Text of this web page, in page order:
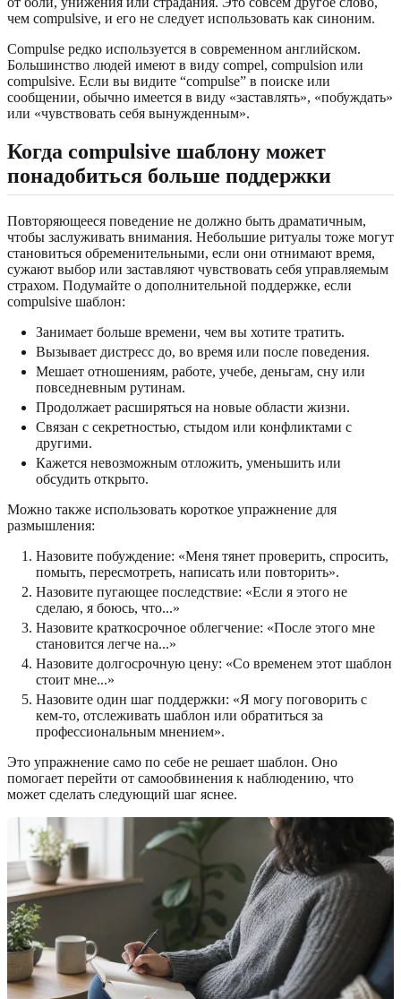
чем compulsive, и его не следует использовать как синоним.
Compulse редко используется в современном английском.
Большинство людей имеют в виду compel, compulsion или
compulsive. Если вы видите “compulse” в поиске или
сообщении, обычно имеется в виду «заставлять», «побуждать»
или «чувствовать себя вынужденным».
Когда compulsive шаблону может
понадобиться больше поддержки
Повторяющееся поведение не должно быть драматичным,
чтобы заслуживать внимания. Небольшие ритуалы тоже могут
становиться обременительными, если они отнимают время,
сужают выбор или заставляют чувствовать себя управляемым
страхом. Подумайте о дополнительной поддержке, если
compulsive шаблон:
Занимает больше времени, чем вы хотите тратить.
Вызывает дистресс до, во время или после поведения.
Мешает отношениям, работе, учебе, деньгам, сну или
повседневным рутинам.
Продолжает расширяться на новые области жизни.
Связан с секретностью, стыдом или конфликтами с
другими.
Кажется невозможным отложить, уменьшить или
обсудить открыто.
Можно также использовать короткое упражнение для
размышления:
Назовите побуждение: «Меня тянет проверить, спросить,
помыть, пересмотреть, написать или повторить».
Назовите пугающее последствие: «Если я этого не
сделаю, я боюсь, что...»
Назовите краткосрочное облегчение: «После этого мне
становится легче на...»
Назовите долгосрочную цену: «Со временем этот шаблон
стоит мне...»
Назовите один шаг поддержки: «Я могу поговорить с
кем-то, отслеживать шаблон или обратиться за
профессиональным мнением».
Это упражнение само по себе не решает шаблон. Оно
помогает перейти от самообвинения к наблюдению, что
может сделать следующий шаг яснее.